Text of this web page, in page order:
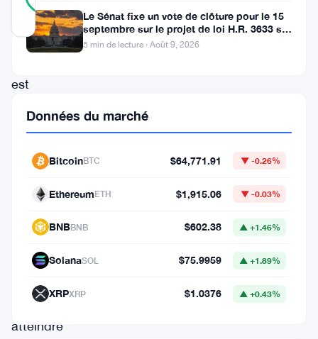
Mis à jour 2 mois il y a
est
L’IA
Gemini
Google
pense
qu’elle
pourrait
atteindre
Le Sénat fixe un vote de clôture pour le 15
septembre sur le projet de loi H.R. 3633 sur
le marché des cryptos
5 min de lecture · Août 9, 2026
Données du marché
BitcoinBTC $64,771.91 ▼ -0.26%
EthereumETH $1,915.06 ▼ -0.03%
BNBBNB $602.38 ▲ +1.46%
SolanaSOL $75.9959 ▲ +1.89%
XRPXRP $1.0376 ▲ +0.43%